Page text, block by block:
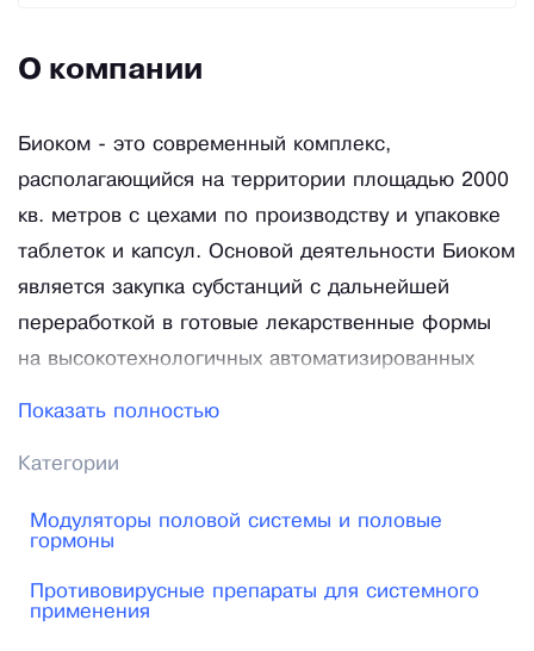
О компании
Биоком - это современный комплекс,
располагающийся на территории площадью 2000
кв. метров с цехами по производству и упаковке
таблеток и капсул. Основой деятельности Биоком
является закупка субстанций с дальнейшей
переработкой в готовые лекарственные формы
на высокотехнологичных автоматизированных
настоящее время предприятие специализируется
(дженериков) по полному технологическому
позволяет предприятию оперативно, в течение
Показать полностью
Категории
Модуляторы половой системы и половые
гормоны
Противовирусные препараты для системного
применения